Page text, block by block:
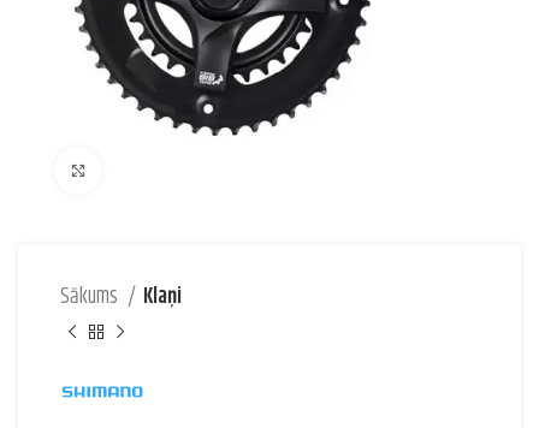
Sākums Klaņi